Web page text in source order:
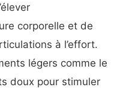
corporelle et de
à l’effort.
légers comme le
doux pour stimuler